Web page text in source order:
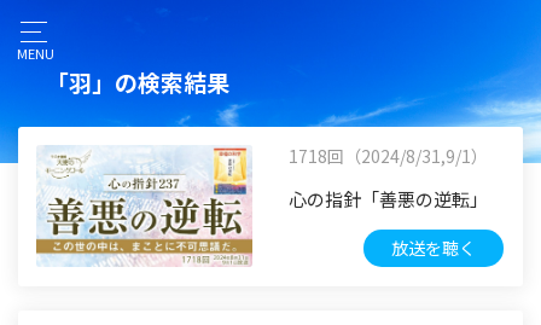
MENU
「羽」の検索結果
1718回（2024/8/31,9/1）
心の指針「善悪の逆転」
放送を聴く